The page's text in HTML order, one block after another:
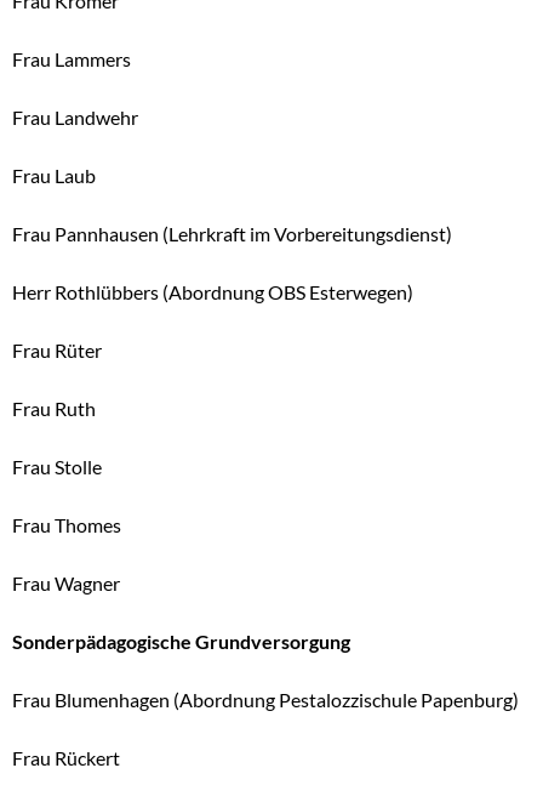
Frau Lammers
Frau Landwehr
Frau Laub
Frau Pannhausen (Lehrkraft im Vorbereitungsdienst)
Herr Rothlübbers (Abordnung OBS Esterwegen)
Frau Rüter
Frau Ruth
Frau Stolle
Frau Thomes
Frau Wagner
Sonderpädagogische Grundversorgung
Frau Blumenhagen (Abordnung Pestalozzischule Papenburg)
Frau Rückert